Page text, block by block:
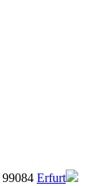
99084 Erfurt